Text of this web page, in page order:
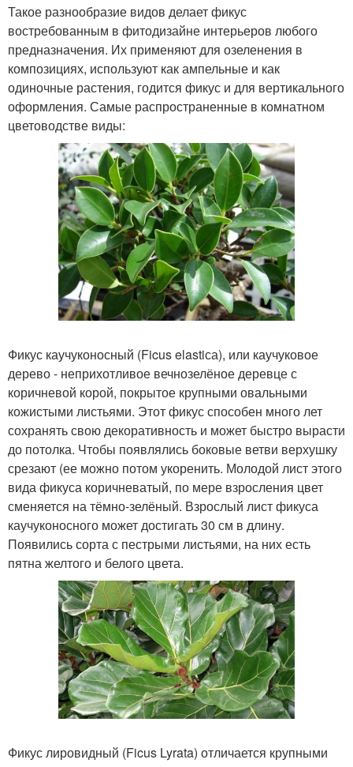
Такое разнообразие видов делает фикус
востребованным в фитодизайне интерьеров любого
предназначения. Их применяют для озеленения в
композициях, используют как ампельные и как
одиночные растения, годится фикус и для вертикального
оформления. Самые распространенные в комнатном
цветоводстве виды:
Фикус каучуконосный (Ficus elastiса), или каучуковое
дерево - неприхотливое вечнозелёное деревце с
коричневой корой, покрытое крупными овальными
кожистыми листьями. Этот фикус способен много лет
сохранять свою декоративность и может быстро вырасти
до потолка. Чтобы появлялись боковые ветви верхушку
срезают (ее можно потом укоренить. Молодой лист этого
вида фикуса коричневатый, по мере взросления цвет
сменяется на тёмно-зелёный. Взрослый лист фикуса
каучуконосного может достигать 30 см в длину.
Появились сорта с пестрыми листьями, на них есть
пятна желтого и белого цвета.
Фикус лировидный (Ficus Lyrata) отличается крупными